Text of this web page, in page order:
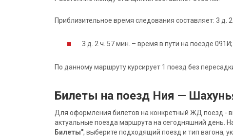
Приблизительное время следования составляет: 3 д.
3 д. 2 ч. 57 мин. – время в пути на поезде 091И;
По данному маршруту курсирует 1 поезд без
Билеты на поезд Ния —
Для оформления билетов на конкретный ЖД поезд -
актуальные поезда маршрута на сегодняшний день.
Билеты", выберите подходящий поезд и тип вагона,